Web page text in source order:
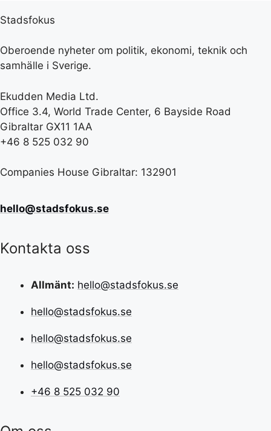
Stadsfokus
Oberoende nyheter om politik, ekonomi, teknik och
samhälle i Sverige.
Ekudden Media Ltd.
Office 3.4, World Trade Center, 6 Bayside Road
Gibraltar GX11 1AA
+46 8 525 032 90
Companies House Gibraltar: 132901
hello@stadsfokus.se
Kontakta oss
Allmänt: hello@stadsfokus.se
hello@stadsfokus.se
hello@stadsfokus.se
hello@stadsfokus.se
+46 8 525 032 90